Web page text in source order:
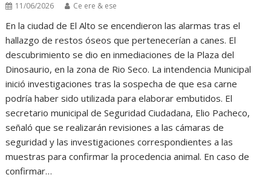
11/06/2026 Ce ere & ese
En la ciudad de El Alto se encendieron las alarmas tras el
hallazgo de restos óseos que pertenecerían a canes. El
descubrimiento se dio en inmediaciones de la Plaza del
Dinosaurio, en la zona de Rio Seco. La intendencia Municipal
inició investigaciones tras la sospecha de que esa carne
podría haber sido utilizada para elaborar embutidos. El
secretario municipal de Seguridad Ciudadana, Elio Pacheco,
señaló que se realizarán revisiones a las cámaras de
seguridad y las investigaciones correspondientes a las
muestras para confirmar la procedencia animal. En caso de
confirmar…